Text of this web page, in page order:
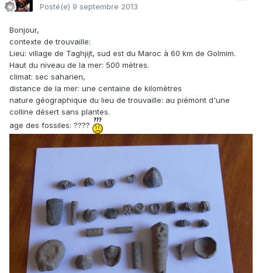
Posté(e) 9 septembre 2013
Bonjour,
contexte de trouvaille:
Lieu: village de Taghjijt, sud est du Maroc à 60 km de Golmim.
Haut du niveau de la mer: 500 mètres.
climat: sec saharien,
distance de la mer: une centaine de kilomètres
nature géographique du lieu de trouvaille: au piémont d'une
colline désert sans plantes.
age des fossiles: ????